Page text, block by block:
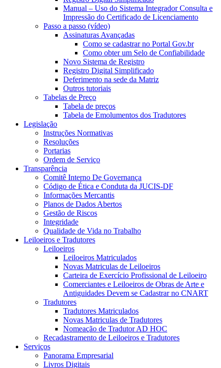
Manual – Uso do Sistema Integrador Consulta e
Impressão do Certificado de Licenciamento
Passo a passo (vídeo)
Assinaturas Avançadas
Como se cadastrar no Portal Gov.br
Como obter um Selo de Confiabilidade
Novo Sistema de Registro
Registro Digital Simplificado
Deferimento na sede da Matriz
Outros tutoriais
Tabelas de Preço
Tabela de preços
Tabela de Emolumentos dos Tradutores
Legislação
Instruções Normativas
Resoluções
Portarias
Ordem de Serviço
Transparência
Comitê Interno De Governança
Código de Ética e Conduta da JUCIS-DF
Informações Mercantis
Planos de Dados Abertos
Gestão de Riscos
Integridade
Qualidade de Vida no Trabalho
Leiloeiros e Tradutores
Leiloeiros
Leiloeiros Matriculados
Novas Matriculas de Leiloeiros
Carteira de Exercício Profissional de Leiloeiro
Comerciantes e Leiloeiros de Obras de Arte e
Antiguidades Devem se Cadastrar no CNART
Tradutores
Tradutores Matriculados
Novas Matriculas de Tradutores
Nomeação de Tradutor AD HOC
Recadastramento de Leiloeiros e Tradutores
Serviços
Panorama Empresarial
Livros Digitais